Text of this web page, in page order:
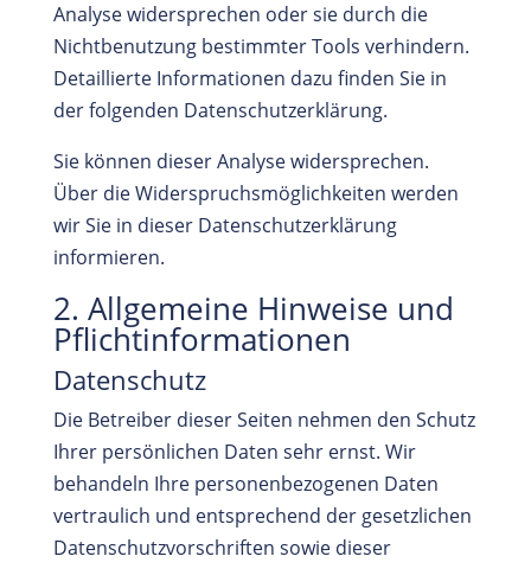
Analyse widersprechen oder sie durch die
Nichtbenutzung bestimmter Tools verhindern.
Detaillierte Informationen dazu finden Sie in
der folgenden Datenschutzerklärung.
Sie können dieser Analyse widersprechen.
Über die Widerspruchsmöglichkeiten werden
wir Sie in dieser Datenschutzerklärung
informieren.
2. Allgemeine Hinweise und
Pflichtinformationen
Datenschutz
Die Betreiber dieser Seiten nehmen den Schutz
Ihrer persönlichen Daten sehr ernst. Wir
behandeln Ihre personenbezogenen Daten
vertraulich und entsprechend der gesetzlichen
Datenschutzvorschriften sowie dieser